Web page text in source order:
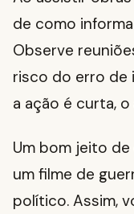
de como
Observe
risco do erro de
a ação é curta,
Um bom jeito
um filme de
político. Assim,